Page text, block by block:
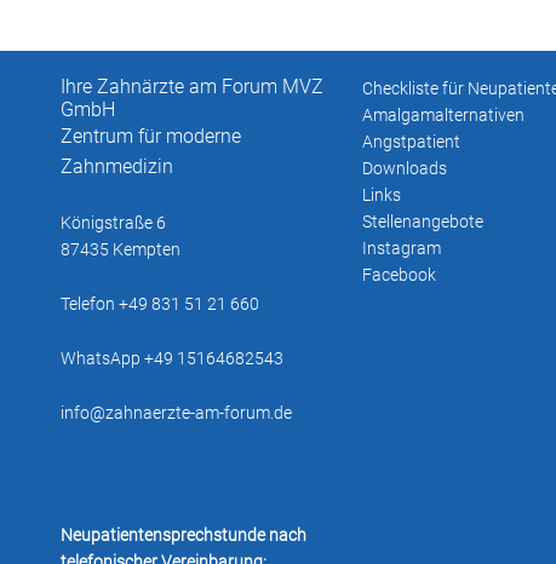
Ihre Zahnärzte am Forum MVZ
GmbH
Zentrum für moderne
Zahnmedizin
Königstraße 6
87435 Kempten
Telefon +49 831 51 21 660
WhatsApp +49 15164682543
info@zahnaerzte-am-forum.de
Checkliste für
Amalgamalternativen
Angstpatient
Downloads
Links
Stellenangebote
Instagram
Facebook
Neupatientensprechstunde nach